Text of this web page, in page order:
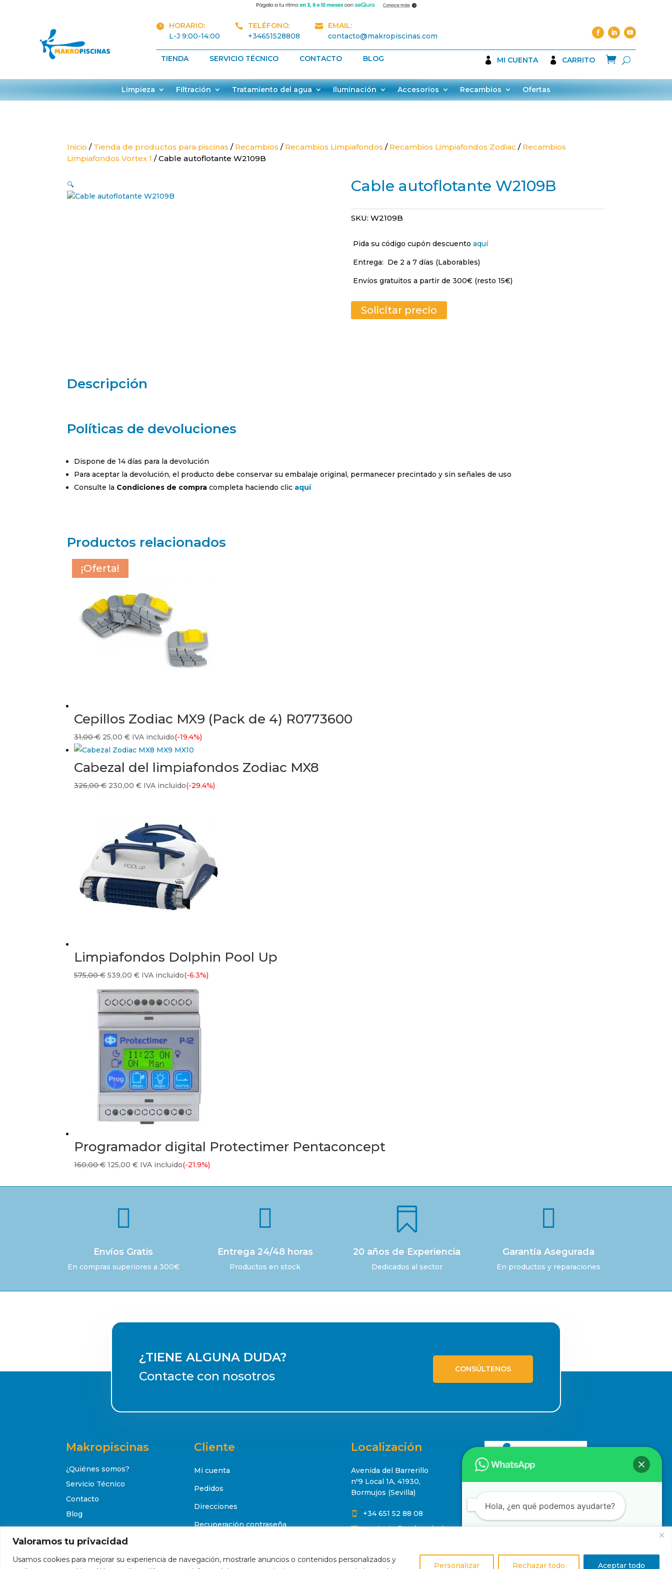
Valoramos tu privacidad
Usamos cookies para mejorar su experiencia de navegación, mostrarle anuncios o contenidos personalizados y
Personalizar Rechazar todo Aceptar todo

HORARIO:
L-J 9:00-14:00

TELÉFONO:
+34651528808

EMAIL:
contacto@makropiscinas.com
TIENDA SERVICIO TÉCNICO CONTACTO BLOG MI CUENTA CARRITO 
Limpieza Filtración Tratamiento del agua Iluminación Accesorios Recambios Ofertas
Inicio / Tienda de productos para piscinas / Recambios / Recambios Limpiafondos / Recambios Limpiafondos Zodiac / Recambios
Limpiafondos Vortex 1 / Cable autoflotante W2109B
🔍 Cable autoflotante W2109B
SKU: W2109B
Pida su código cupón descuento aquí
Entrega: De 2 a 7 días (Laborables)
Envíos gratuitos a partir de 300€ (resto 15€)
Solicitar precio
Descripción
Políticas de devoluciones
Dispone de 14 días para la devolución
Para aceptar la devolución, el producto debe conservar su embalaje original, permanecer precintado y sin señales de uso
Consulte la Condiciones de compra completa haciendo clic aquí
Productos relacionados
¡Oferta!
Cepillos Zodiac MX9 (Pack de 4) R0773600
31,00€ El
precio
original
31,00 €.
25,00€El
precio
actual
25,00 €.
IVA incluido(-19.4%)
¡Oferta!
Cabezal del limpiafondos Zodiac MX8
326,00€ El
326,00 €.
230,00€El
es:
230,00 €.
IVA incluido(-29.4%)
¡Oferta!
Limpiafondos Dolphin Pool Up
575,00€El
precio
original
era:
575,00 €.
539,00€El
precio
actual
es:
539,00 €.
IVA incluido(-6.3%)
¡Oferta!
Programador digital Protectimer Pentaconcept
160,00€El
125,00€ElIVA incluido(-21.9%)

Envíos Gratis
En compras superiores a 300€

Entrega 24/48 horas
Productos en stock

20 años de Experiencia
Dedicados al sector

Garantía Asegurada
En productos y reparaciones
¿TIENE ALGUNA DUDA?
Contacte con nosotros
CONSÚLTENOS
Makropiscinas
¿Quiénes somos?
Servicio Técnico
Contacto
Blog
Cliente
Mi cuenta
Pedidos
Direcciones
Recuperación contraseña
Localización
Avenida del Barrerillo
nº9 Local 1A, 41930,
Bormujos (Sevilla)
 +34 651 52 88 08
 contacto@makropiscinas.com
Hola, ¿en qué podemos ayudarte?
Abrir chat